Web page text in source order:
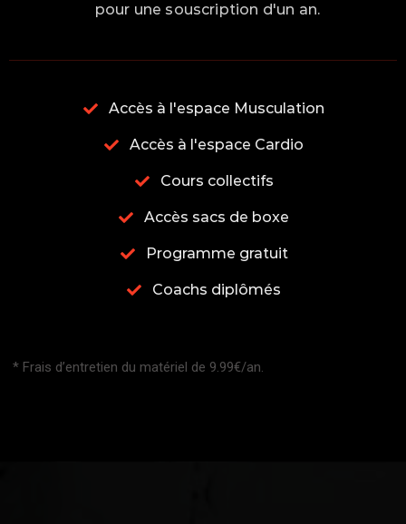
pour une souscription d'un an.
Accès à l'espace Musculation
Accès à l'espace Cardio
Cours collectifs
Accès sacs de boxe
Programme gratuit
Coachs diplômés
* Frais d’entretien du matériel de 9.99€/an.